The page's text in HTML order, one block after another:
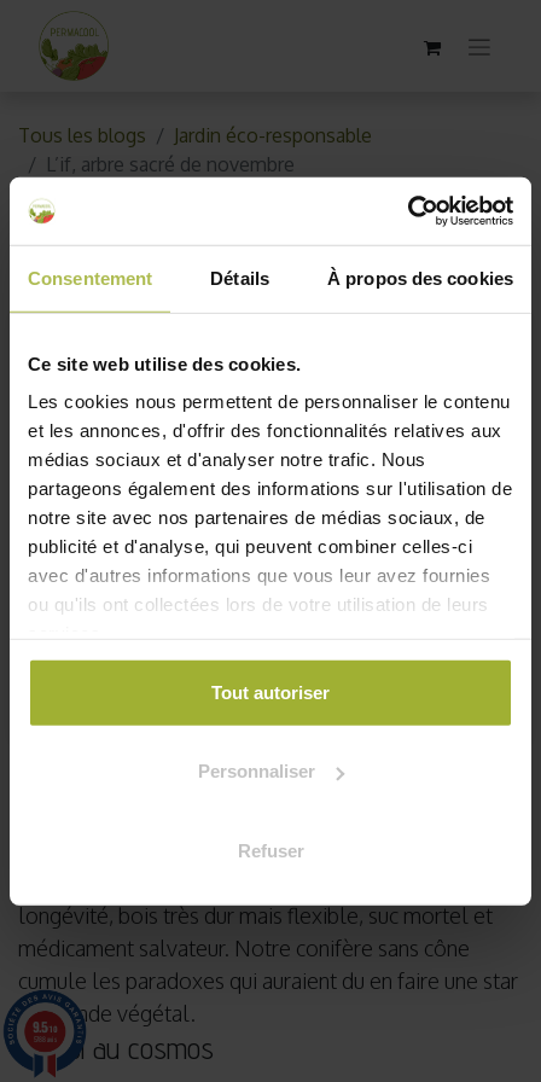
Consentement Détails À propos des cookies
Ce site web utilise des cookies.
Les cookies nous permettent de personnaliser le contenu
et les annonces, d'offrir des fonctionnalités relatives aux
médias sociaux et d'analyser notre trafic. Nous
partageons également des informations sur l'utilisation de
notre site avec nos partenaires de médias sociaux, de
publicité et d'analyse, qui peuvent combiner celles-ci
avec d'autres informations que vous leur avez fournies
ou qu'ils ont collectées lors de votre utilisation de leurs
Tout autoriser
Personnaliser
Refuser
Tous les blogs
Jardin éco-responsable
L’if, arbre sacré de novembre
L’if, arbre sacré de novembre
30 octobre 2018 parAKO10_old
est une jardinerie urbaine en ligne. Cet
arbre non résineux est méconnu et pourtant il est
longévité, bois très dur mais flexible, suc mortel et
médicament salvateur. Notre conifère sans cône
cumule les paradoxes qui auraient du en faire une star
du monde végétal.
Du sol au cosmos
9.5/10
5788 avis